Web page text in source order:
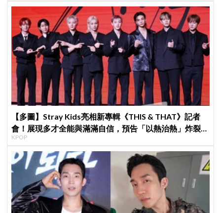
【多圖】Stray Kids亮相新專輯《THIS & THAT》記者
會！展現多才全能與滿滿自信，預告「以熱治熱」炸裂夏
日音樂圈
KPOP